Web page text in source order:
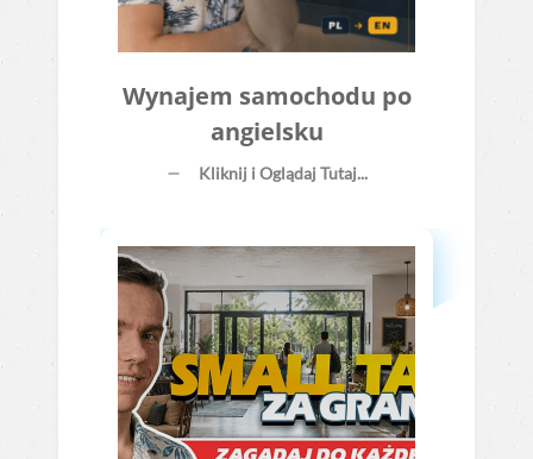
Wynajem samochodu po
angielsku
Kliknij i Oglądaj Tutaj...